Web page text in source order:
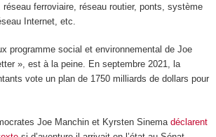
ferroviaire, réseau routier, ponts, système
Internet, etc.
programme social et environnemental de Joe
», est à la peine. En septembre 2021, la
vote un plan de 1750 milliards de dollars pour
Joe Manchin et Kyrsten Sinema déclarent